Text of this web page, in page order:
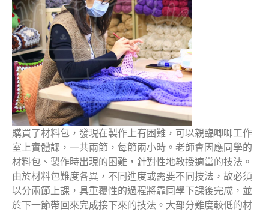
購買了材料包，發現在製作上有困難，可以親臨唧唧工作
室上實體課，一共兩節，每節兩小時。老師會因應同學的
材料包、製作時出現的困難，針對性地教授適當的技法。
由於材料包難度各異，不同進度或需要不同技法，故必須
以分兩節上課，具重覆性的過程將靠同學下課後完成，並
於下一節帶回來完成接下來的技法。大部分難度較低的材